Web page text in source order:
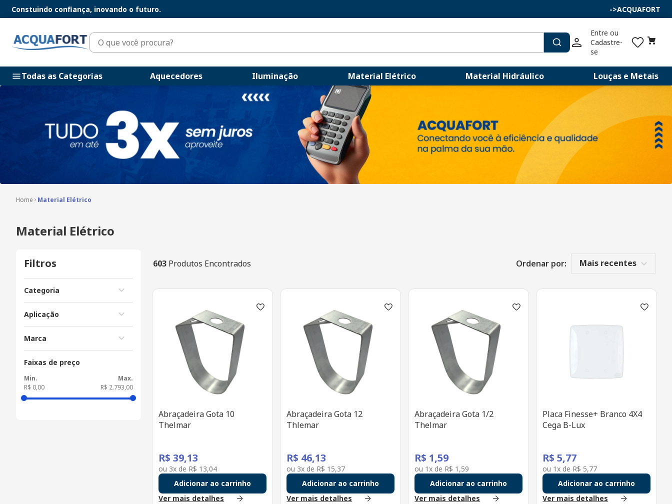
Constuindo confiança, inovando o futuro. ->ACQUAFORT
O que você procura?
Entre ou
Cadastre-
se
Todas as Categorias Aquecedores Iluminação Material Elétrico Material Hidráulico Louças e Metais
Material Elétrico
Material Elétrico
Filtros
Categoria
Disjuntores
Acessórios Elétricos
Fios e Cabos
Aplicação
Sobrepor
Marca
JNG
Faixas de preço
R$ 0,00 R$ 2.793,00
603 Produtos Encontrados Ordenar por: Mais recentes
Abraçadeira Gota 10
Thelmar
R$ 39,13
ou 3x de R$ 13,04
Adicionar ao carrinho
Ver mais detalhes
Abraçadeira Gota 12
Thlemar
R$ 46,13
ou 3x de R$ 15,37
Adicionar ao carrinho
Ver mais detalhes
Abraçadeira Gota 1/2
Thelmar
R$ 1,59
ou 1x de R$ 1 ,59
Adicionar ao carrinho
Ver mais detalhes
Placa Finesse+ Branco 4X4
Cega B-Lux
R$ 5,77
ou 1x de R$ 5,77
Adicionar ao carrinho
Ver mais detalhes